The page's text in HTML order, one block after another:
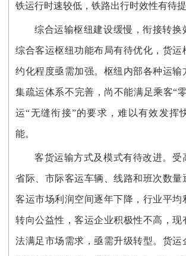
铁运行时速较低，铁路出行时效性有待提
综合运输枢纽建设缓慢，衔接转换
综合客运枢纽功能布局有待优化，货运
约化程度亟需加强。枢纽内部各种运输
集疏运体系不完善，尚不能满足乘客“
运“无缝衔接”的要求，难以有效发挥
能。
客货运输方式及模式有待改进。受
省际、市际客运车辆、线路和班次数量
客运市场利润空间逐年下降，行业平均
转向公益性，客运企业积极性不高，现
法满足市场需求，亟需升级转型。货运